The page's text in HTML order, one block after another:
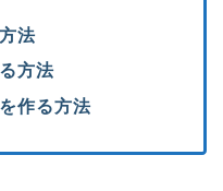
法
方法
作る方法